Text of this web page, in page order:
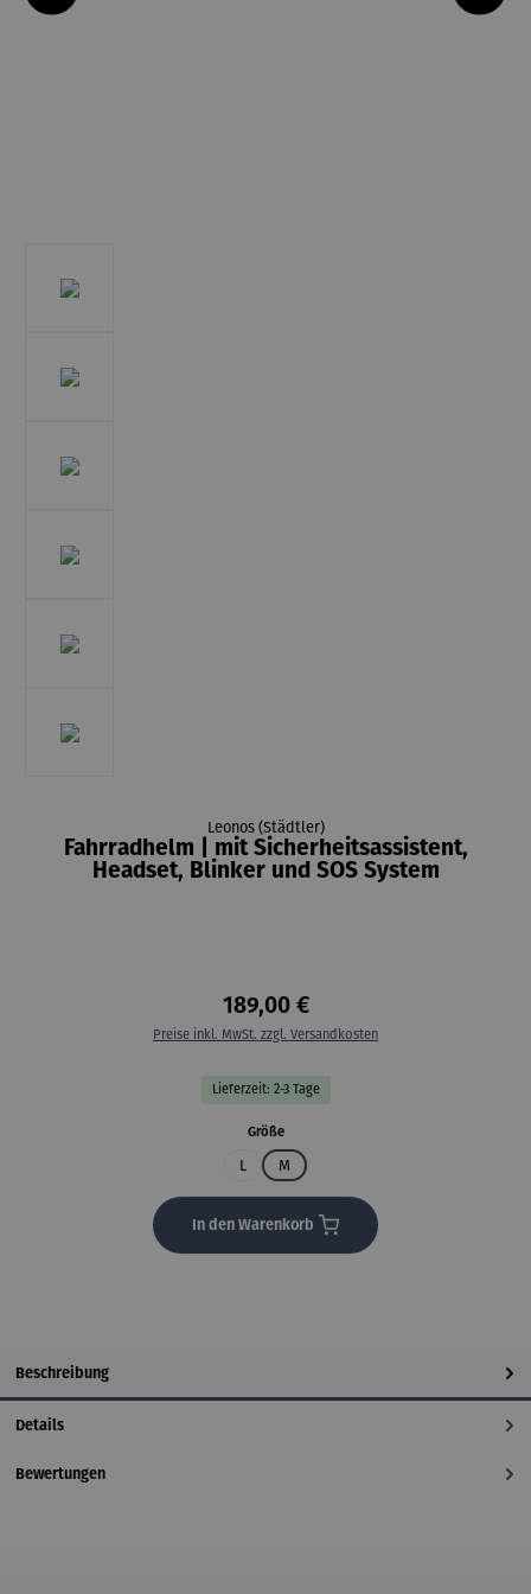
Leonos (Städtler)
Fahrradhelm | mit Sicherheitsassistent,
Headset, Blinker und SOS System
189,00 €
Preise inkl. MwSt. zzgl. Versandkosten
Lieferzeit: 2-3 Tage
Größeauswählen
L M
In den Warenkorb
Beschreibung
Details
Bewertungen